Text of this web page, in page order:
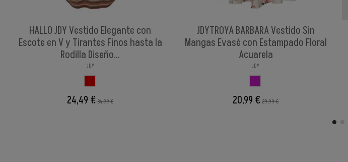
HALLO JDY Vestido Elegante con
Escote en V y Tirantes Finos hasta la
Rodilla Diseño...
JDY
24,49 € 34,99 €
JDYTROYA BARBARA Vestido Sin
Mangas Evasé con Estampado Floral
Acuarela
JDY
20,99 € 29,99 €